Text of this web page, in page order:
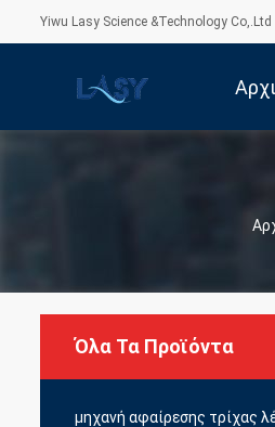
Yiwu Lasy Science &Technology Co,.Ltd
Όλα Τα Προϊόντα
μηχανή αφαίρεσης τρίχας